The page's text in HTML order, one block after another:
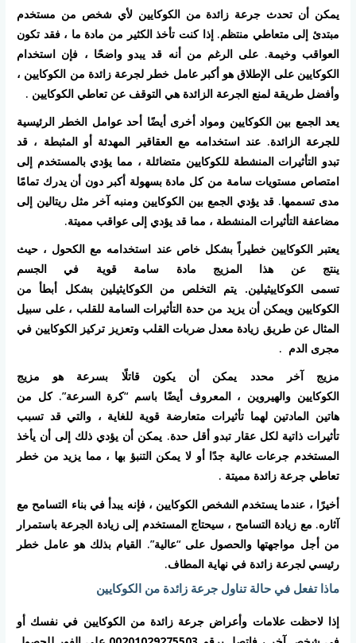
يمكن أن تحدث جرعة زائدة من الكوكايين لأي شخص من مستخدم
مبتدئ إلى متعاطي منتظم. إذا كنت تأخذ الكثير من مادة ما ، فقد تكون
العواقب وخيمة. على الرغم من أنه قد يبدو واضحًا ، فإن استخدام
الكوكايين على الإطلاق هو أكبر عامل خطر لجرعة زائدة من الكوكايين ،
وأفضل طريقة لمنع الجرعة الزائدة هيالتوقف عن تعاطي الكوكايين .
يعد الجمع بين الكوكايين ومواد أخرى أيضًا أحد عوامل الخطر الرئيسية
للجرعة الزائدة. عند استخدامه مع العقاقير المهدئة أو المثبطة ، قد
تبدو التأثيرات المنشطة للكوكايين متضائلة ، مما يؤدي بالمستخدم إلى
امتصاص مستويات سامة من كل مادة بسهولة أكبر دون أن يدرك تمامًا
مدى تسممها. قد يؤدي الجمع بين الكوكايين ومنبه آخر مثل ريتالين إلى
مضاعفة التأثيرات المنشطة ، مما قد يؤدي إلى عواقب مميتة.
يعتبر الكوكايين خطيراً بشكل خاص عند استخدامه مع الكحول ، حيث
ينتج عن هذا المزيج مادة سامة قوية في الجسم
تسمىالكوكاييثيلين. يتم التخلص من الكوكايثيلين بشكل أبطأ من
الكوكايين ويمكن أن يزيد من حدة التأثيرات السامة للقلب ، على سبيل
المثال عن طريق زيادة معدل ضربات القلب وتعزيز تركيز الكوكايين في
مجرى الدم .
مزيج آخر محدد يمكن أن يكون قاتلًا بسرعة هو مزيج
الكوكايين والهيروين ، المعروف أيضًا باسم “كرة السرعة”. كل من
هاتين المادتين لهما تأثيرات متعارضة قوية للغاية ، والتي قد تسبب
تأثيرات ذاتية لكل عقار تبدو أقل حدة. يمكن أن يؤدي ذلك إلى أن يأخذ
المستخدم جرعات عالية جدًا أو لا يمكن التنبؤ بها ، مما يزيد من خطر
تعاطي جرعة زائدة مميتة .
أخيرًا ، عندما يستخدم الشخص الكوكايين ، فإنه يبدأ فيبناء التسامح مع
آثاره. مع زيادة التسامح ، سيحتاج المستخدم إلى زيادة الجرعة باستمرار
من أجل مواجهتها والحصول على “عالية”. القيام بذلك هو عامل خطر
رئيسي لجرعة زائدة في نهاية المطاف.
ماذا تفعل في حالة تناول جرعة زائدة من الكوكايين
إذا لاحظت علامات وأعراض جرعة زائدة من الكوكايين في نفسك أو